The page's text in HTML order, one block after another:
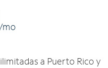
/mo
a Puerto Rico y